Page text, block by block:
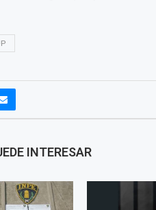
INTERESAR